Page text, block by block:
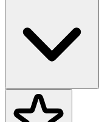
Szék: 60×63×77,5 cm
Össztömeg: 25 kg
Válassza a